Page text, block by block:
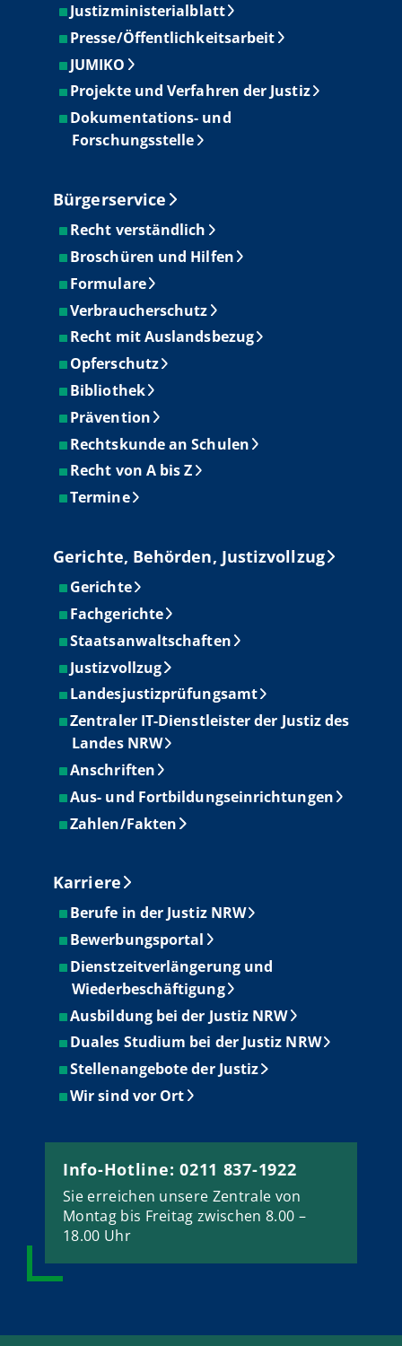
Justizministerialblatt
Presse/Öffentlichkeitsarbeit
JUMIKO
Projekte und Verfahren der Justiz
Dokumentations- und
Forschungsstelle
Bürgerservice
Recht verständlich
Broschüren und Hilfen
Formulare
Verbraucherschutz
Recht mit Auslandsbezug
Opferschutz
Bibliothek
Prävention
Rechtskunde an Schulen
Recht von A bis Z
Termine
Gerichte, Behörden, Justizvollzug
Gerichte
Fachgerichte
Staatsanwaltschaften
Justizvollzug
Landesjustizprüfungsamt
Zentraler IT-Dienstleister der Justiz des
Landes NRW
Anschriften
Aus- und Fortbildungseinrichtungen
Zahlen/Fakten
Karriere
Berufe in der Justiz NRW
Bewerbungsportal
Dienstzeitverlängerung und
Wiederbeschäftigung
Ausbildung bei der Justiz NRW
Duales Studium bei der Justiz NRW
Stellenangebote der Justiz
Wir sind vor Ort
Info-Hotline: 0211 837-1922
Sie erreichen unsere Zentrale von
Montag bis Freitag zwischen 8.00 –
18.00 Uhr